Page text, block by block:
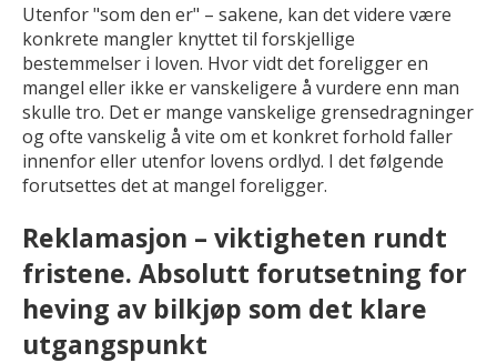
Utenfor "som den er" – sakene, kan det videre være
konkrete mangler knyttet til forskjellige
bestemmelser i loven. Hvor vidt det foreligger en
mangel eller ikke er vanskeligere å vurdere enn man
skulle tro. Det er mange vanskelige grensedragninger
og ofte vanskelig å vite om et konkret forhold faller
innenfor eller utenfor lovens ordlyd. I det følgende
forutsettes det at mangel foreligger.
Reklamasjon – viktigheten rundt
fristene. Absolutt forutsetning for
heving av bilkjøp som det klare
utgangspunkt